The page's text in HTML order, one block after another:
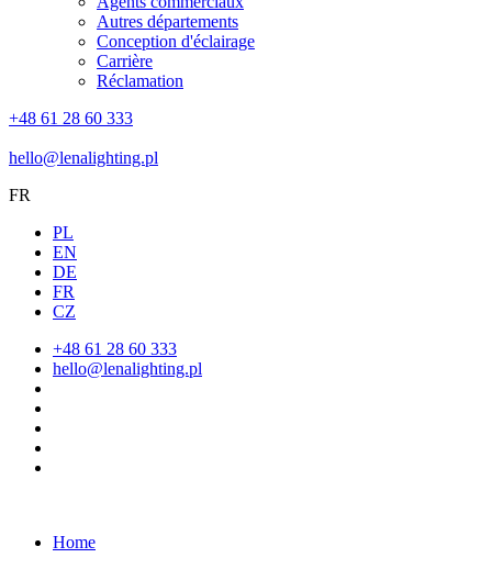
Autres départements
Conception d'éclairage
Carrière
Réclamation
+48 61 28 60 333
hello@lenalighting.pl
FR
PL
EN
DE
FR
CZ
+48 61 28 60 333
hello@lenalighting.pl
Home